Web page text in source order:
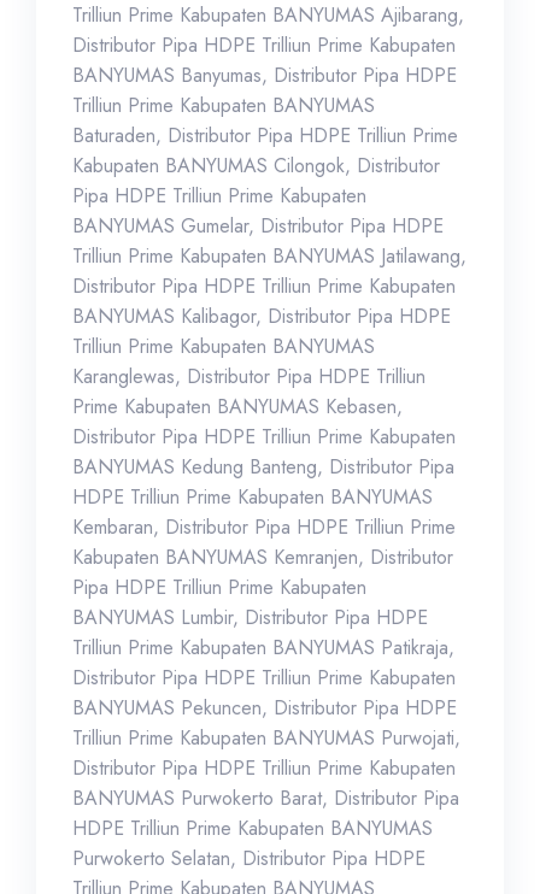
Trilliun Prime Kabupaten BANYUMAS Ajibarang,
Distributor Pipa HDPE Trilliun Prime Kabupaten
BANYUMAS Banyumas, Distributor Pipa HDPE
Trilliun Prime Kabupaten BANYUMAS
Baturaden, Distributor Pipa HDPE Trilliun Prime
Kabupaten BANYUMAS Cilongok, Distributor
Pipa HDPE Trilliun Prime Kabupaten
BANYUMAS Gumelar, Distributor Pipa HDPE
Trilliun Prime Kabupaten BANYUMAS Jatilawang,
Distributor Pipa HDPE Trilliun Prime Kabupaten
BANYUMAS Kalibagor, Distributor Pipa HDPE
Trilliun Prime Kabupaten BANYUMAS
Karanglewas, Distributor Pipa HDPE Trilliun
Prime Kabupaten BANYUMAS Kebasen,
Distributor Pipa HDPE Trilliun Prime Kabupaten
BANYUMAS Kedung Banteng, Distributor Pipa
HDPE Trilliun Prime Kabupaten BANYUMAS
Kembaran, Distributor Pipa HDPE Trilliun Prime
Kabupaten BANYUMAS Kemranjen, Distributor
Pipa HDPE Trilliun Prime Kabupaten
BANYUMAS Lumbir, Distributor Pipa HDPE
Trilliun Prime Kabupaten BANYUMAS Patikraja,
Distributor Pipa HDPE Trilliun Prime Kabupaten
BANYUMAS Pekuncen, Distributor Pipa HDPE
Trilliun Prime Kabupaten BANYUMAS Purwojati,
Distributor Pipa HDPE Trilliun Prime Kabupaten
BANYUMAS Purwokerto Barat, Distributor Pipa
HDPE Trilliun Prime Kabupaten BANYUMAS
Purwokerto Selatan, Distributor Pipa HDPE